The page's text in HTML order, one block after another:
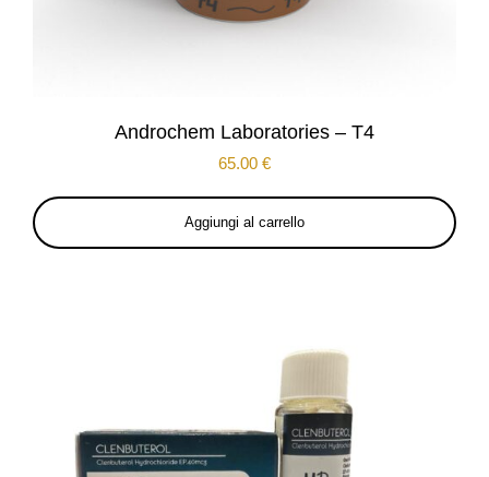
Androchem Laboratories – T4
65.00 €
Aggiungi al carrello